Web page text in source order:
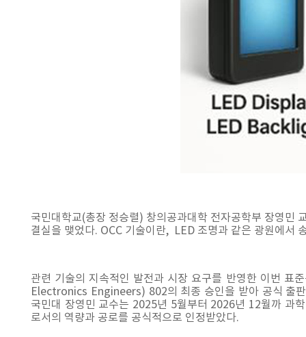
국민대학교(총장 정승렬) 창의공과대학 전자공학부 장영
결실을 맺었다. OCC 기술이란, LED 조명과 같은 광원에서
관련 기술의 지속적인 발전과 시장 요구를 반영한 이번
Electronics Engineers) 802의 최종 승인을 받아 공식 출
국민대 장영민 교수는 2025년 5월부터 2026년 12월까 과
로서의 역량과 공로를 공식적으로 인정받았다.